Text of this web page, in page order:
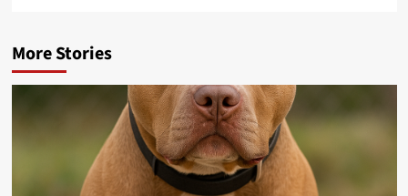
More Stories